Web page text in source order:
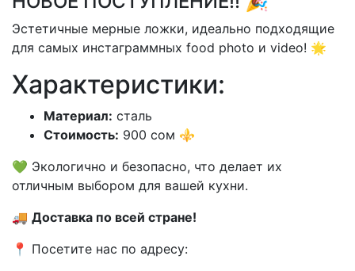
Эстетичные мерные ложки, идеально подходящие
для самых инстаграммных food photo и video! 🌟
Характеристики:
Материал: сталь
Стоимость: 900 сом ⚜️
💚 Экологично и безопасно, что делает их
отличным выбором для вашей кухни.
🚚 Доставка по всей стране!
📍 Посетите нас по адресу: